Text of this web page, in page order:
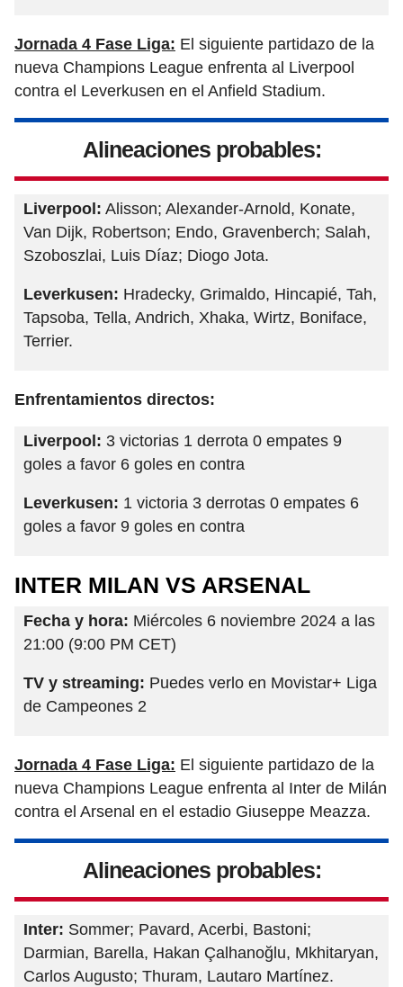
Jornada 4 Fase Liga: El siguiente partidazo de la
nueva Champions League enfrenta al Liverpool
contra el Leverkusen en el Anfield Stadium.
Alineaciones probables:
Liverpool: Alisson; Alexander-Arnold, Konate,
Van Dijk, Robertson; Endo, Gravenberch; Salah,
Szoboszlai, Luis Díaz; Diogo Jota.
Leverkusen: Hradecky, Grimaldo, Hincapié, Tah,
Tapsoba, Tella, Andrich, Xhaka, Wirtz, Boniface,
Terrier.
Enfrentamientos directos:
Liverpool: 3 victorias 1 derrota 0 empates 9
goles a favor 6 goles en contra
Leverkusen: 1 victoria 3 derrotas 0 empates 6
goles a favor 9 goles en contra
INTER MILAN VS ARSENAL
Fecha y hora: Miércoles 6 noviembre 2024 a las
21:00 (9:00 PM CET)
TV y streaming: Puedes verlo en Movistar+ Liga
de Campeones 2
Jornada 4 Fase Liga: El siguiente partidazo de la
nueva Champions League enfrenta al Inter de Milán
contra el Arsenal en el estadio Giuseppe Meazza.
Alineaciones probables:
Inter: Sommer; Pavard, Acerbi, Bastoni;
Darmian, Barella, Hakan Çalhanoğlu, Mkhitaryan,
Carlos Augusto; Thuram, Lautaro Martínez.